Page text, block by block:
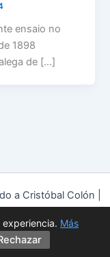
ensaio no
1898
de […]
a Cristóbal Colón |
|Aviso Legal
experiencia. Más